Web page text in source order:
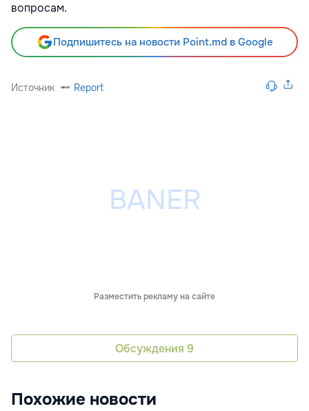
вопросам.
Подпишитесь на новости Point.md в Google
Источник Report
Разместить рекламу на сайте
Обсуждения 9
Похожие новости